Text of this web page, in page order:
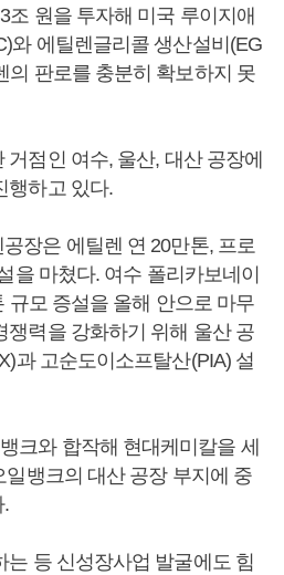
조 원을 투자해 미국 루이지애
와 에틸렌글리콜 생산설비(EG
의 판로를 충분히 확보하지 못
점인 여수, 울산, 대산 공장에
행하고 있다.
장은 에틸렌 연 20만톤, 프로
을 마쳤다. 여수 폴리카보네이
규모 증설을 올해 안으로 마무
쟁력을 강화하기 위해 울산 공
과 고순도이소프탈산(PIA) 설
크와 합작해 현대케미칼을 세
뱅크의 대산 공장 부지에 중
.
는 등 신성장사업 발굴에도 힘